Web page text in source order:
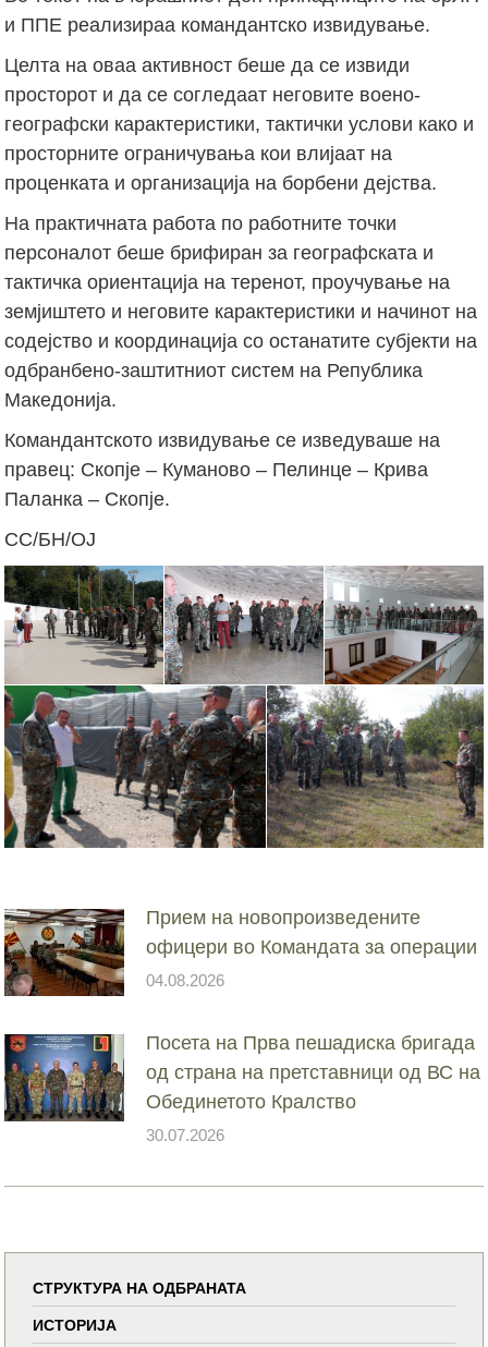
и ППЕ реализираа командантско извидување.
Целта на оваа активност беше да се извиди
просторот и да се согледаат неговите воено-
географски карактеристики, тактички услови како и
просторните ограничувања кои влијаат на
проценката и организација на борбени дејства.
На практичната работа по работните точки
персоналот беше брифиран за географската и
тактичка ориентација на теренот, проучување на
земјиштето и неговите карактеристики и начинот на
содејство и координација со останатите субјекти на
одбранбено-заштитниот систем на Република
Македонија.
Командантското извидување се изведуваше на
правец: Скопје – Куманово – Пелинце – Крива
Паланка – Скопје.
СС/БН/ОЈ
Прием на новопроизведените
офицери во Командата за операции
04.08.2026
Посета на Прва пешадиска бригада
од страна на претставници од ВС на
Обединетото Кралство
30.07.2026
СТРУКТУРА НА ОДБРАНАТА
ИСТОРИЈА